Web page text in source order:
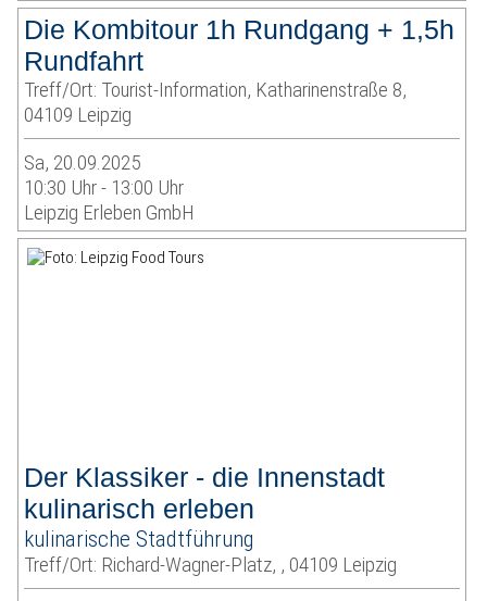
Die Kombitour 1h Rundgang + 1,5h
Rundfahrt
Treff/Ort: Tourist-Information, Katharinenstraße 8,
04109 Leipzig
Sa, 20.09.2025
10:30 Uhr - 13:00 Uhr
Leipzig Erleben GmbH
Der Klassiker - die Innenstadt
kulinarisch erleben
kulinarische Stadtführung
Treff/Ort: Richard-Wagner-Platz, , 04109 Leipzig